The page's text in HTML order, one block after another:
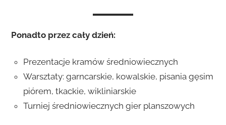
Ponadto przez cały dzień:
Prezentacje kramów średniowiecznych
Warsztaty: garncarskie, kowalskie, pisania gęsim
piórem, tkackie, wikliniarskie
Turniej średniowiecznych gier planszowych